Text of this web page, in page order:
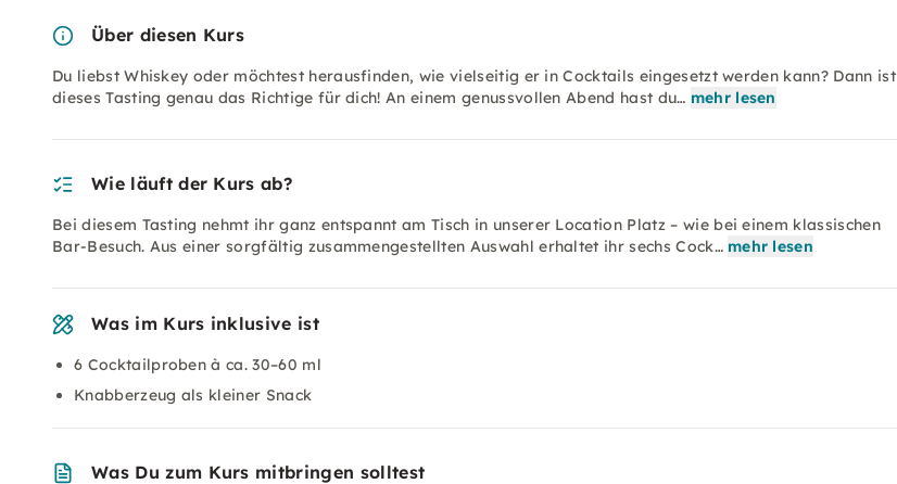
Über diesen Kurs
Du liebst Whiskey oder möchtest herausfinden, wie vielseitig er in Cocktails eingesetzt werden kann? Dann ist
dieses Tasting genau das Richtige für dich! An einem genussvollen Abend hast du… mehr lesen
Wie läuft der Kurs ab?
Bei diesem Tasting nehmt ihr ganz entspannt am Tisch in unserer Location Platz – wie bei einem klassischen
Bar-Besuch. Aus einer sorgfältig zusammengestellten Auswahl erhaltet ihr sechs Cock… mehr lesen
Was im Kurs inklusive ist
6 Cocktailproben à ca. 30–60 ml
Knabberzeug als kleiner Snack
Was Du zum Kurs mitbringen solltest